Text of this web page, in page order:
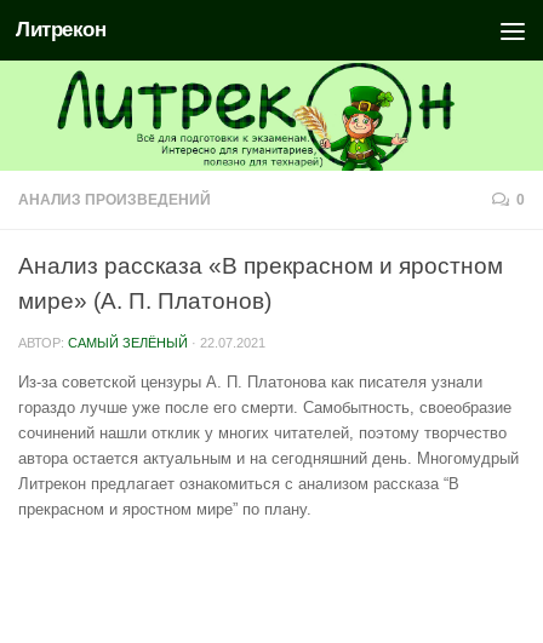
Литрекон
АНАЛИЗ ПРОИЗВЕДЕНИЙ 0
Анализ рассказа «В прекрасном и яростном
мире» (А. П. Платонов)
АВТОР: САМЫЙ ЗЕЛЁНЫЙ · 22.07.2021
Из-за советской цензуры А. П. Платонова как писателя узнали
гораздо лучше уже после его смерти. Самобытность, своеобразие
сочинений нашли отклик у многих читателей, поэтому творчество
автора остается актуальным и на сегодняшний день. Многомудрый
Литрекон предлагает ознакомиться с анализом рассказа “В
прекрасном и яростном мире” по плану.